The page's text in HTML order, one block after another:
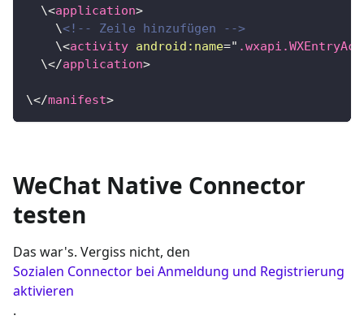
  \
<application>
    \
<!-- Zeile hinzufügen -->
    \
<activity android: name="
  \
</application>
\</manifest>
WeChat Native Connector
testen
Das war's. Vergiss nicht, den
Sozialen Connector bei Anmeldung und Registrierung
aktivieren
.